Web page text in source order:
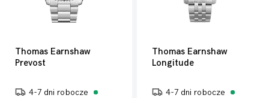
Thomas Earnshaw
Prevost
4-7 dni robocze
Thomas Earnshaw
Longitude
4-7 dni robocze